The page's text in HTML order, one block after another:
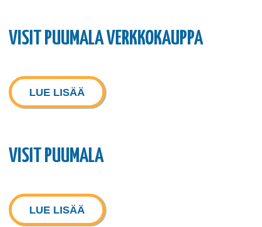
VISIT PUUMALA VERKKOKAUPPA
LUE LISÄÄ
VISIT PUUMALA
LUE LISÄÄ